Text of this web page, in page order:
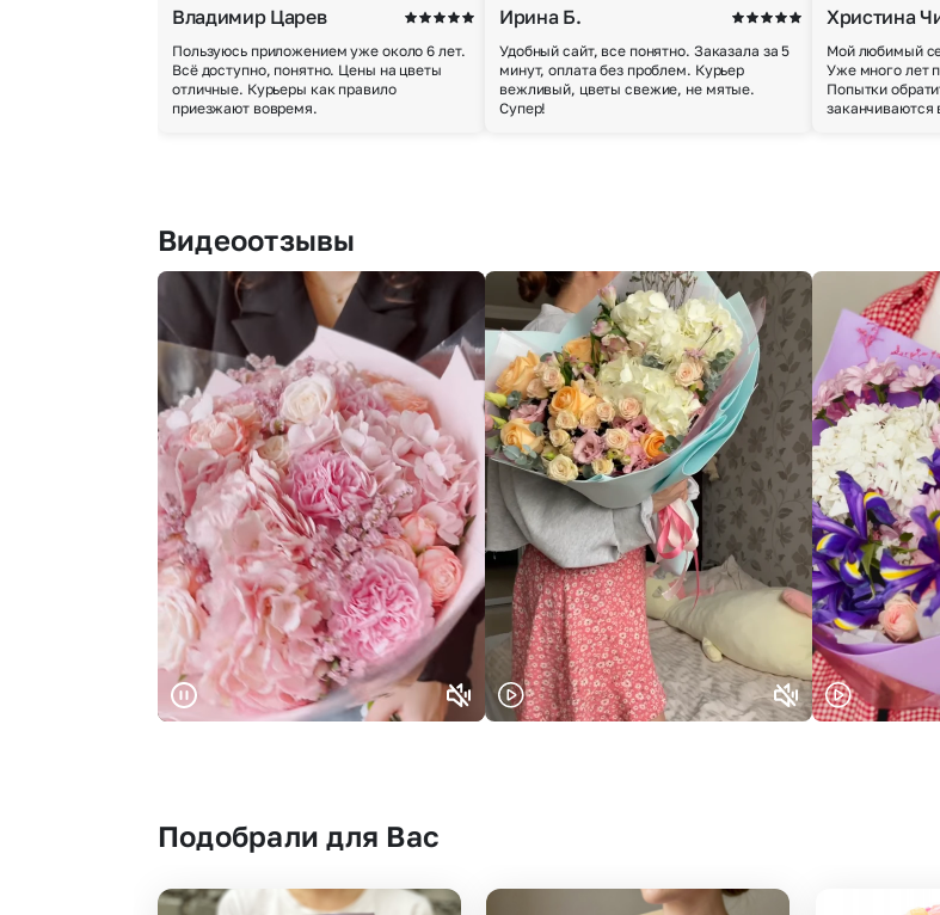
Выберите город доставки
Или выберите из популярных
Москва и МО
Санкт-
Нижний Новгород
Самара
Казань
Уфа
Челябинск
Екатеринбург
Новосибирск
Омск
Владимир Царев
Пользуюсь приложением уже около 6 лет.
Всё доступно, понятно. Цены на цветы
отличные. Курьеры как правило
приезжают вовремя.
Ирина Б.
Удобный сайт, все понятно. Заказала за 5
минут, оплата без проблем. Курьер
вежливый, цветы свежие, не мятые.
Супер!
Христина
Мой любимый
Уже много лет
Попытки
Видеоотзывы
Подобрали для Вас